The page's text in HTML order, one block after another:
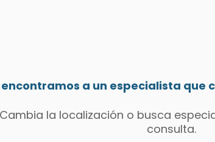
encontramos a un especialista que
la localización o busca
consulta.